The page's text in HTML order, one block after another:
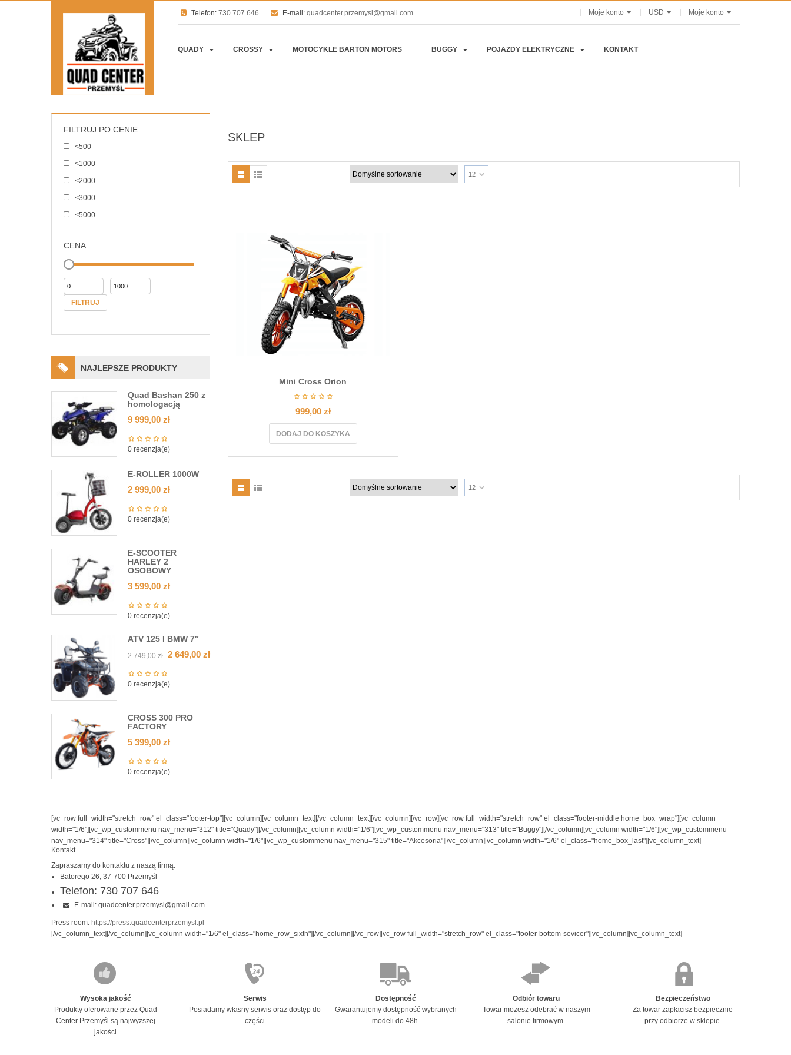
Telefon: 730 707 646 E-mail: quadcenter.przemysl@gmail.com Moje konto
USD
Moje konto
QUADY CROSSY MOTOCYKLE BARTON MOTORS BUGGY POJAZDY ELEKTRYCZNE KONTAKT
Strona główna Produkty
FILTRUJ PO CENIE
<500
<1000
<2000
<3000
<5000
CENA
FILTRUJ
NAJLEPSZE PRODUKTY
Quad Bashan 250 z
homologacją
9 999,00 zł
0 recenzja(e)
E-ROLLER 1000W
2 999,00 zł
0 recenzja(e)
E-SCOOTER
HARLEY 2
OSOBOWY
3 599,00 zł
0 recenzja(e)
ATV 125 I BMW 7″
2 749,00zł 2 649,00 zł
0 recenzja(e)
CROSS 300 PRO
FACTORY
5 399,00 zł
0 recenzja(e)
SKLEP
12
Mini Cross Orion
999,00 zł
DODAJ DO KOSZYKA
12
[vc_row full_width="stretch_row" el_class="footer-top"][vc_column][vc_column_text][/vc_column_text][/vc_column][/vc_row][vc_row full_width="stretch_row" el_class="footer-middle home_box_wrap"][vc_column
width="1/6"][vc_wp_custommenu nav_menu="312" title="Quady"][/vc_column][vc_column width="1/6"][vc_wp_custommenu nav_menu="313" title="Buggy"][/vc_column][vc_column width="1/6"][vc_wp_custommenu
nav_menu="314" title="Cross"][/vc_column][vc_column width="1/6"][vc_wp_custommenu nav_menu="315" title="Akcesoria"][/vc_column][vc_column width="1/6" el_class="home_box_last"][vc_column_text]
Kontakt
Zapraszamy do kontaktu z naszą firmą:
Batorego 26, 37-700 Przemyśl
Telefon: 730 707 646
E-mail: quadcenter.przemysl@gmail.com
Press room: https://press.quadcenterprzemysl.pl
[/vc_column_text][/vc_column][vc_column width="1/6" el_class="home_row_sixth"][/vc_column][/vc_row][vc_row full_width="stretch_row" el_class="footer-bottom-sevicer"][vc_column][vc_column_text]
Wysoka jakość
Produkty oferowane przez Quad
Center Przemyśl są najwyższej
jakości
Serwis
Posiadamy własny serwis oraz dostęp do
części
Dostępność
Gwarantujemy dostępność wybranych
modeli do 48h.
Odbiór towaru
Towar możesz odebrać w naszym
salonie firmowym.
Bezpieczeństwo
Za towar zapłacisz bezpiecznie
przy odbiorze w sklepie.